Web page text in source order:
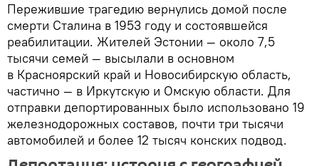
Пережившие трагедию вернулись домой после
смерти Сталина в 1953 году и состоявшейся
реабилитации. Жителей Эстонии — около 7,5
тысячи семей — высылали в основном
в Красноярский край и Новосибирскую область,
частично — в Иркутскую и Омскую области. Для
отправки депортированных было использовано 19
железнодорожных составов, почти три тысячи
автомобилей и более 12 тысяч конских подвод.